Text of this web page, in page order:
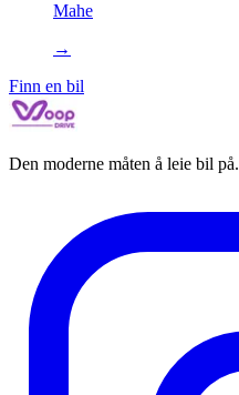
Mahe
→
Finn en bil
Den moderne måten å leie bil på.